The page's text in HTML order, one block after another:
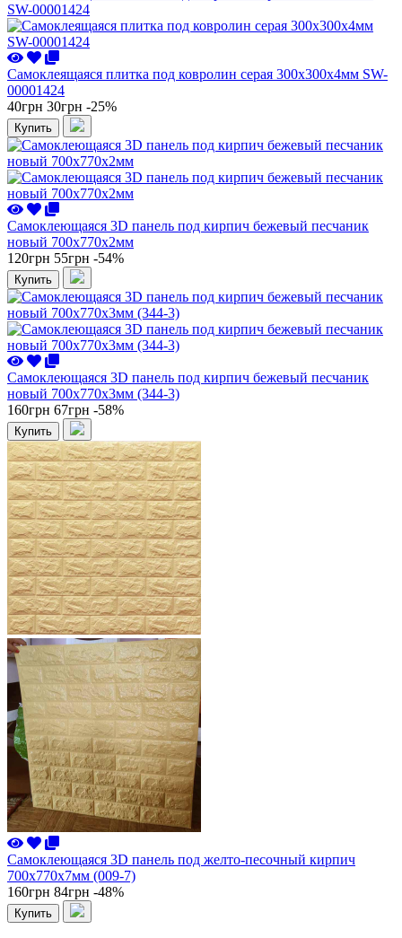
Самоклеящаяся плитка под ковролин серая 300х300х4мм SW-
00001424
40грн 30грн -25%
Купить
Самоклеющаяся 3D панель под кирпич бежевый песчаник
новый 700x770x2мм
120грн 55грн -54%
Купить
Самоклеющаяся 3D панель под кирпич бежевый песчаник
новый 700x770x3мм (344-3)
160грн 67грн -58%
Купить
Самоклеющаяся 3D панель под желто-песочный кирпич
700x770x7мм (009-7)
160грн 84грн -48%
Купить